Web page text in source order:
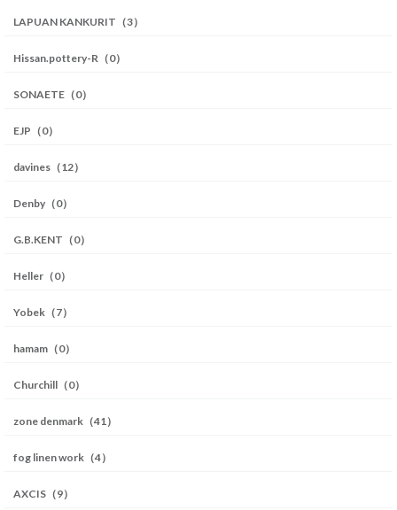
LAPUAN KANKURIT（3）
Hissan.pottery-R（0）
SONAETE（0）
EJP（0）
davines（12）
Denby（0）
G.B.KENT（0）
Heller（0）
Yobek（7）
hamam（0）
Churchill（0）
zone denmark（41）
fog linen work（4）
AXCIS（9）